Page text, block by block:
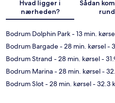
Hvad ligger i
nærheden?
Sådan
Bodrum Dolphin Park- 13 min.
Bodrum Bargade- 28 min. kørsel-
Bodrum Strand - 28 min. kørsel-
Bodrum Marina- 28 min. kørsel-
Bodrum Slot- 28 min. kørsel- 32.3